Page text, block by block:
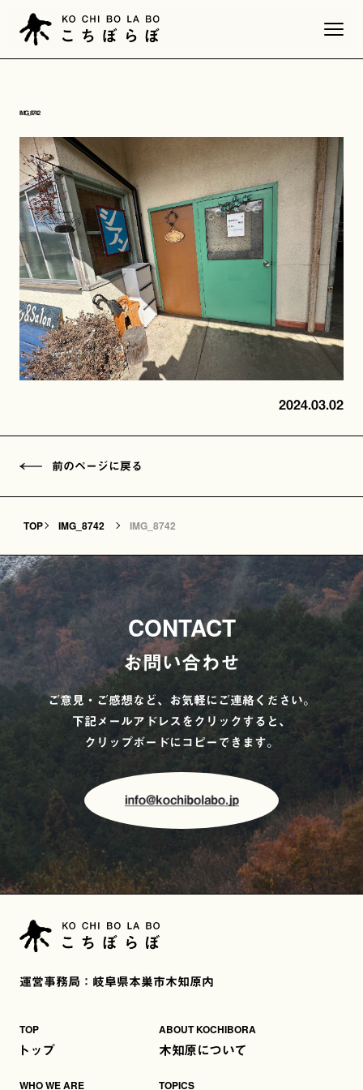
IMG_8742
2024.03.02
前のページに戻る
TOP IMG_8742 IMG_8742
CONTACT
お問い合わせ
ご意見・ご感想など、お気軽にご連絡ください。
下記メールアドレスをクリックすると、
クリップボードにコピーできます。
運営事務局：岐阜県本巣市木知原内
TOP
トップ
ABOUT KOCHIBORA
木知原について
WHO WE ARE TOPICS